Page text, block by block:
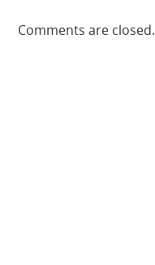
Comments are closed.